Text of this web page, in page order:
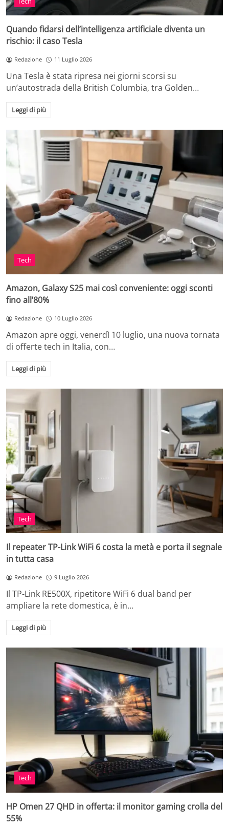
Quando fidarsi dell’intelligenza artificiale diventa un
rischio: il caso Tesla
Redazione 11 Luglio 2026
Una Tesla è stata ripresa nei giorni scorsi su
un’autostrada della British Columbia, tra Golden…
Leggi di più
Tech
Amazon, Galaxy S25 mai così conveniente: oggi sconti
fino all’80%
Redazione 10 Luglio 2026
Amazon apre oggi, venerdì 10 luglio, una nuova tornata
di offerte tech in Italia, con…
Leggi di più
Tech
Il repeater TP-Link WiFi 6 costa la metà e porta il segnale
in tutta casa
Redazione 9 Luglio 2026
Il TP-Link RE500X, ripetitore WiFi 6 dual band per
ampliare la rete domestica, è in…
Leggi di più
Tech
HP Omen 27 QHD in offerta: il monitor gaming crolla del
55%